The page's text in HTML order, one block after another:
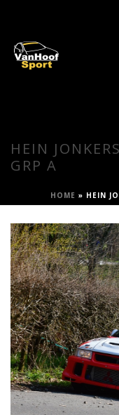
HEIN
GRP A
HOME » HEIN